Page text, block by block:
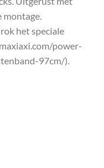
het speciale
power-
97cm/).